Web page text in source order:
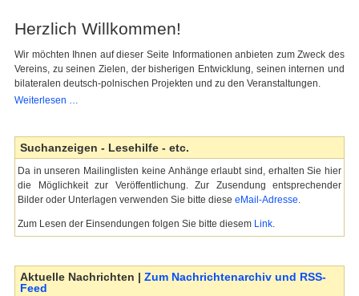
Herzlich Willkommen!
Wir möchten Ihnen auf dieser Seite Informationen anbieten zum Zweck des
Vereins, zu seinen Zielen, der bisherigen Entwicklung, seinen internen und
bilateralen deutsch-polnischen Projekten und zu den Veranstaltungen.
Weiterlesen …
Suchanzeigen - Lesehilfe - etc.
Da in unseren Mailinglisten keine Anhänge erlaubt sind, erhalten Sie hier
die Möglichkeit zur Veröffentlichung. Zur Zusendung entsprechender
Bilder oder Unterlagen verwenden Sie bitte diese eMail-Adresse.
Zum Lesen der Einsendungen folgen Sie bitte diesem Link.
Aktuelle Nachrichten | Zum Nachrichtenarchiv und RSS-
Feed